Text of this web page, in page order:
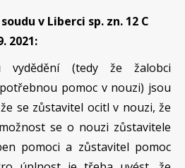
v Liberci sp. zn. 12 C
2021:
vydědění (tedy že žalobci
pomoc v nouzi) jsou
se zůstavitel ocitl v nouzi, že
se o nouzi zůstavitele
pomoci a zůstavitel pomoc